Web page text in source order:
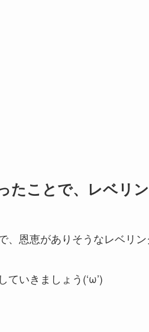
たことで、レベリ
、恩恵がありそうなレベリン
ていきましょう(‘ω’)